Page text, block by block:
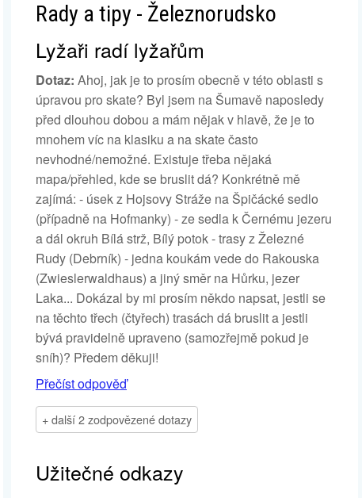
Rady a tipy - Železnorudsko
Lyžaři radí lyžařům
Dotaz: Ahoj, jak je to prosím obecně v této oblasti s
úpravou pro skate? Byl jsem na Šumavě naposledy
před dlouhou dobou a mám nějak v hlavě, že je to
mnohem víc na klasiku a na skate často
nevhodné/nemožné. Existuje třeba nějaká
mapa/přehled, kde se bruslit dá? Konkrétně mě
zajímá: - úsek z Hojsovy Stráže na Špičácké sedlo
(případně na Hofmanky) - ze sedla k Černému jezeru
a dál okruh Bílá strž, Bílý potok - trasy z Železné
Rudy (Debrník) - jedna koukám vede do Rakouska
(Zwieslerwaldhaus) a jiný směr na Hůrku, jezer
Laka... Dokázal by mi prosím někdo napsat, jestli se
na těchto třech (čtyřech) trasách dá bruslit a jestli
bývá pravidelně upraveno (samozřejmě pokud je
sníh)? Předem děkuji!
Přečíst odpověď
+ další 2 zodpovězené dotazy
Užitečné odkazy